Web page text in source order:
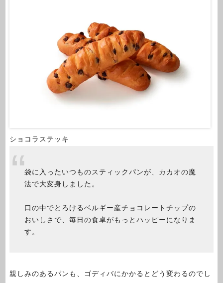
ショコラステッキ
袋に入ったいつものスティックパンが、カカオの魔
法で大変身しました。
口の中でとろけるベルギー産チョコレートチップの
おいしさで、毎日の食卓がもっとハッピーになりま
す。
親しみのあるパンも、ゴディバにかかるとどう変わるのでし